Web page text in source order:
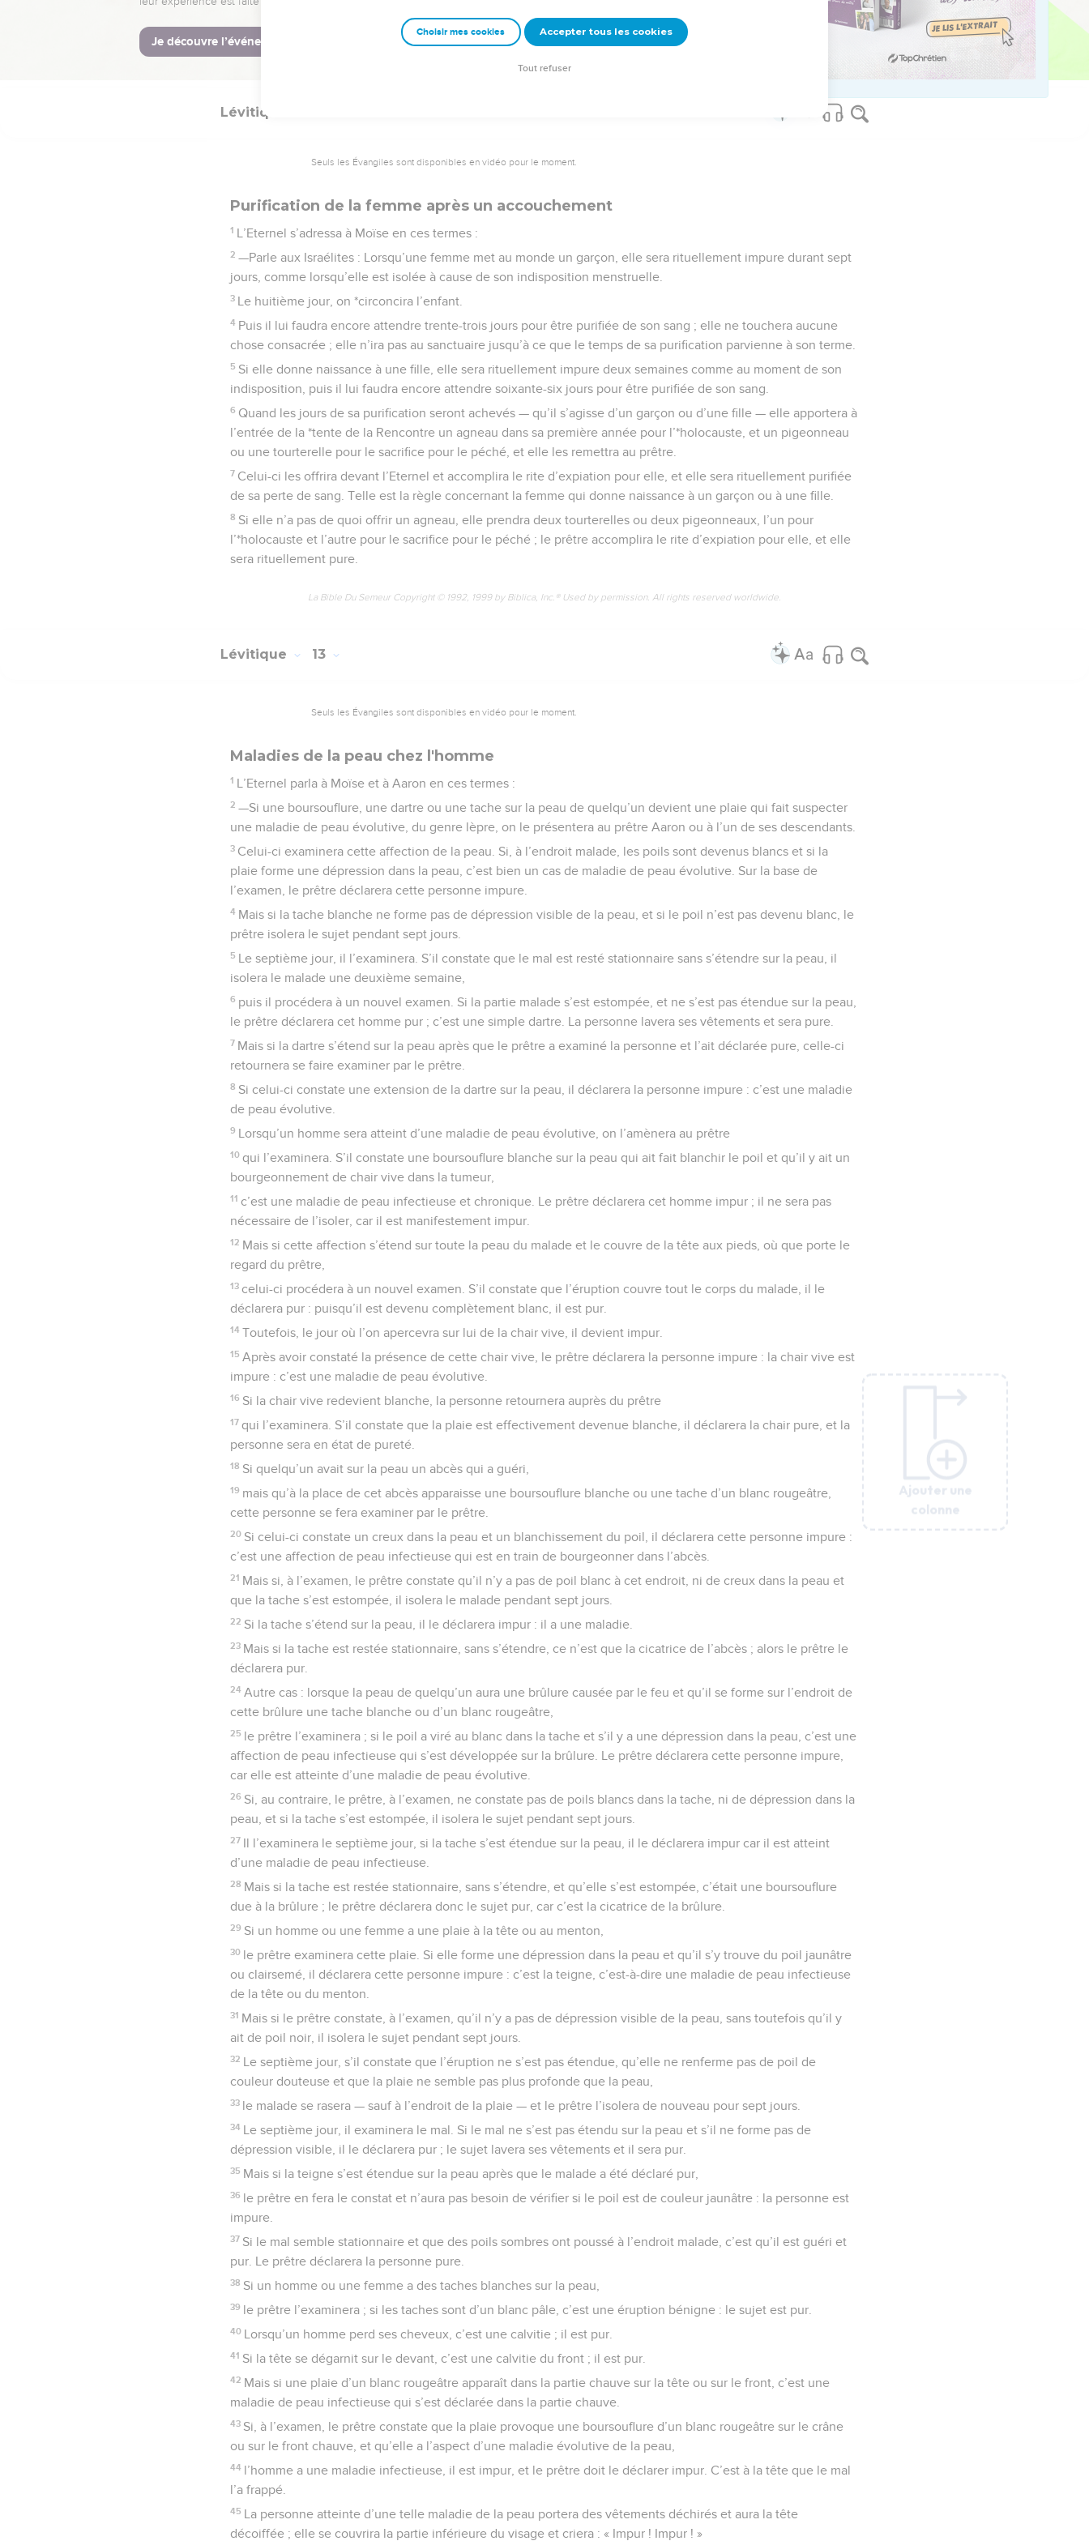
de ceux qu’on ne doit pas manger.
La Bible Du Semeur Copyright © 1992, 1999 by Biblica, Inc.® Used by permission. All rights reserved worldwide.
Ajouter une
colonne
Lévitique
Seuls les Évangiles sont disponibles en vidéo pour le moment.
Purification de la femme après un accouchement
1 L’Eternel s’adressa à Moïse en ces termes :
2 —Parle aux Israélites : Lorsqu’une femme met au monde un garçon, elle sera rituellement impure durant sept
jours, comme lorsqu’elle est isolée à cause de son indisposition menstruelle.
3 Le huitième jour, on *circoncira l’enfant.
4 Puis il lui faudra encore attendre trente-trois jours pour être purifiée de son sang ; elle ne touchera aucune
chose consacrée ; elle n’ira pas au sanctuaire jusqu’à ce que le temps de sa purification parvienne à son terme.
5 Si elle donne naissance à une fille, elle sera rituellement impure deux semaines comme au moment de son
indisposition, puis il lui faudra encore attendre soixante-six jours pour être purifiée de son sang.
6 Quand les jours de sa purification seront achevés — qu’il s’agisse d’un garçon ou d’une fille — elle apportera à
l’entrée de la *tente de la Rencontre un agneau dans sa première année pour l’*holocauste, et un pigeonneau
ou une tourterelle pour le sacrifice pour le péché, et elle les remettra au prêtre.
7 Celui-ci les offrira devant l’Eternel et accomplira le rite d’expiation pour elle, et elle sera rituellement purifiée
de sa perte de sang. Telle est la règle concernant la femme qui donne naissance à un garçon ou à une fille.
8 Si elle n’a pas de quoi offrir un agneau, elle prendra deux tourterelles ou deux pigeonneaux, l’un pour
l’*holocauste et l’autre pour le sacrifice pour le péché ; le prêtre accomplira le rite d’expiation pour elle, et elle
sera rituellement pure.
La Bible Du Semeur Copyright © 1992, 1999 by Biblica, Inc.® Used by permission. All rights reserved worldwide.
Ajouter une
colonne
Lévitique 13
Seuls les Évangiles sont disponibles en vidéo pour le moment.
Maladies de la peau chez l'homme
1 L’Eternel parla à Moïse et à Aaron en ces termes :
2 —Si une boursouflure, une dartre ou une tache sur la peau de quelqu’un devient une plaie qui fait suspecter
une maladie de peau évolutive, du genre lèpre, on le présentera au prêtre Aaron ou à l’un de ses descendants.
3 Celui-ci examinera cette affection de la peau. Si, à l’endroit malade, les poils sont devenus blancs et si la
plaie forme une dépression dans la peau, c’est bien un cas de maladie de peau évolutive. Sur la base de
l’examen, le prêtre déclarera cette personne impure.
4 Mais si la tache blanche ne forme pas de dépression visible de la peau, et si le poil n’est pas devenu blanc, le
prêtre isolera le sujet pendant sept jours.
5 Le septième jour, il l’examinera. S’il constate que le mal est resté stationnaire sans s’étendre sur la peau, il
isolera le malade une deuxième semaine,
6 puis il procédera à un nouvel examen. Si la partie malade s’est estompée, et ne s’est pas étendue sur la peau,
le prêtre déclarera cet homme pur ; c’est une simple dartre. La personne lavera ses vêtements et sera pure.
7 Mais si la dartre s’étend sur la peau après que le prêtre a examiné la personne et l’ait déclarée pure, celle-ci
retournera se faire examiner par le prêtre.
8 Si celui-ci constate une extension de la dartre sur la peau, il déclarera la personne impure : c’est une maladie
de peau évolutive.
9 Lorsqu’un homme sera atteint d’une maladie de peau évolutive, on l’amènera au prêtre
10 qui l’examinera. S’il constate une boursouflure blanche sur la peau qui ait fait blanchir le poil et qu’il y ait un
bourgeonnement de chair vive dans la tumeur,
11 c’est une maladie de peau infectieuse et chronique. Le prêtre déclarera cet homme impur ; il ne sera pas
nécessaire de l’isoler, car il est manifestement impur.
12 Mais si cette affection s’étend sur toute la peau du malade et le couvre de la tête aux pieds, où que porte le
regard du prêtre,
13 celui-ci procédera à un nouvel examen. S’il constate que l’éruption couvre tout le corps du malade, il le
déclarera pur : puisqu’il est devenu complètement blanc, il est pur.
14 Toutefois, le jour où l’on apercevra sur lui de la chair vive, il devient impur.
15 Après avoir constaté la présence de cette chair vive, le prêtre déclarera la personne impure : la chair vive est
impure : c’est une maladie de peau évolutive.
16 Si la chair vive redevient blanche, la personne retournera auprès du prêtre
17 qui l’examinera. S’il constate que la plaie est effectivement devenue blanche, il déclarera la chair pure, et la
personne sera en état de pureté.
18 Si quelqu’un avait sur la peau un abcès qui a guéri,
19 mais qu’à la place de cet abcès apparaisse une boursouflure blanche ou une tache d’un blanc rougeâtre,
cette personne se fera examiner par le prêtre.
20 Si celui-ci constate un creux dans la peau et un blanchissement du poil, il déclarera cette personne impure :
c’est une affection de peau infectieuse qui est en train de bourgeonner dans l’abcès.
21 Mais si, à l’examen, le prêtre constate qu’il n’y a pas de poil blanc à cet endroit, ni de creux dans la peau et
que la tache s’est estompée, il isolera le malade pendant sept jours.
22 Si la tache s’étend sur la peau, il le déclarera impur : il a une maladie.
23 Mais si la tache est restée stationnaire, sans s’étendre, ce n’est que la cicatrice de l’abcès ; alors le prêtre le
déclarera pur.
24 Autre cas : lorsque la peau de quelqu’un aura une brûlure causée par le feu et qu’il se forme sur l’endroit de
cette brûlure une tache blanche ou d’un blanc rougeâtre,
25 le prêtre l’examinera ; si le poil a viré au blanc dans la tache et s’il y a une dépression dans la peau, c’est une
affection de peau infectieuse qui s’est développée sur la brûlure. Le prêtre déclarera cette personne impure,
car elle est atteinte d’une maladie de peau évolutive.
26 Si, au contraire, le prêtre, à l’examen, ne constate pas de poils blancs dans la tache, ni de dépression dans la
peau, et si la tache s’est estompée, il isolera le sujet pendant sept jours.
27 Il l’examinera le septième jour, si la tache s’est étendue sur la peau, il le déclarera impur car il est atteint
d’une maladie de peau infectieuse.
28 Mais si la tache est restée stationnaire, sans s’étendre, et qu’elle s’est estompée, c’était une boursouflure
due à la brûlure ; le prêtre déclarera donc le sujet pur, car c’est la cicatrice de la brûlure.
29 Si un homme ou une femme a une plaie à la tête ou au menton,
30 le prêtre examinera cette plaie. Si elle forme une dépression dans la peau et qu’il s’y trouve du poil jaunâtre
ou clairsemé, il déclarera cette personne impure : c’est la teigne, c’est-à-dire une maladie de peau infectieuse
de la tête ou du menton.
31 Mais si le prêtre constate, à l’examen, qu’il n’y a pas de dépression visible de la peau, sans toutefois qu’il y
ait de poil noir, il isolera le sujet pendant sept jours.
32 Le septième jour, s’il constate que l’éruption ne s’est pas étendue, qu’elle ne renferme pas de poil de
couleur douteuse et que la plaie ne semble pas plus profonde que la peau,
33 le malade se rasera — sauf à l’endroit de la plaie — et le prêtre l’isolera de nouveau pour sept jours.
34 Le septième jour, il examinera le mal. Si le mal ne s’est pas étendu sur la peau et s’il ne forme pas de
dépression visible, il le déclarera pur ; le sujet lavera ses vêtements et il sera pur.
35 Mais si la teigne s’est étendue sur la peau après que le malade a été déclaré pur,
36 le prêtre en fera le constat et n’aura pas besoin de vérifier si le poil est de couleur jaunâtre : la personne est
impure.
37 Si le mal semble stationnaire et que des poils sombres ont poussé à l’endroit malade, c’est qu’il est guéri et
pur. Le prêtre déclarera la personne pure.
38 Si un homme ou une femme a des taches blanches sur la peau,
39 le prêtre l’examinera ; si les taches sont d’un blanc pâle, c’est une éruption bénigne : le sujet est pur.
40 Lorsqu’un homme perd ses cheveux, c’est une calvitie ; il est pur.
41 Si la tête se dégarnit sur le devant, c’est une calvitie du front ; il est pur.
42 Mais si une plaie d’un blanc rougeâtre apparaît dans la partie chauve sur la tête ou sur le front, c’est une
maladie de peau infectieuse qui s’est déclarée dans la partie chauve.
43 Si, à l’examen, le prêtre constate que la plaie provoque une boursouflure d’un blanc rougeâtre sur le crâne
ou sur le front chauve, et qu’elle a l’aspect d’une maladie évolutive de la peau,
44 l’homme a une maladie infectieuse, il est impur, et le prêtre doit le déclarer impur. C’est à la tête que le mal
l’a frappé.
45 La personne atteinte d’une telle maladie de la peau portera des vêtements déchirés et aura la tête
décoiffée ; elle se couvrira la partie inférieure du visage et criera : « Impur ! Impur ! »
Ajouter une
colonne
Ajouter une
colonne
Ajouter une
colonne
Choisir mes cookies Accepter tous les cookies
Tout refuser